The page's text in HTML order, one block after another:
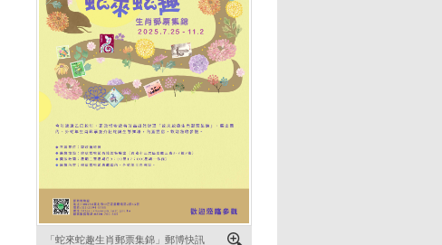
「蛇來蛇趣生肖郵票集錦」郵博快訊